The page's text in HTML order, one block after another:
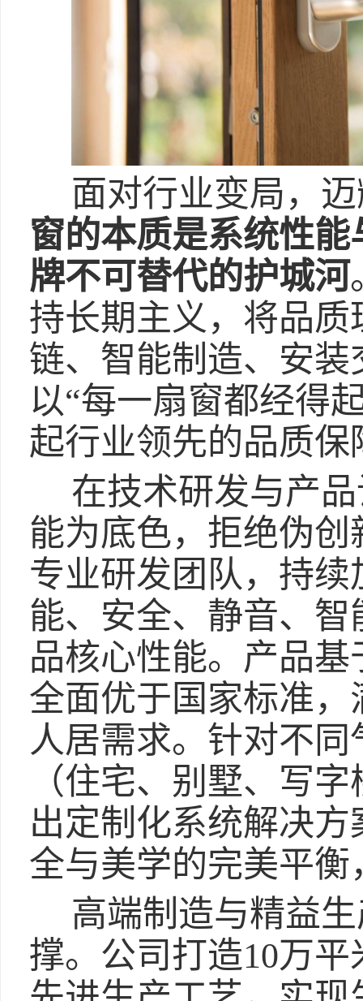
面对行业变局，
窗的本质是系统性
牌不可替代的护城河
持长期主义，将品
链、智能制造、安
以“每一扇窗都经得
起行业领先的品质保
在技术研发与产
能为底色，拒绝伪
专业研发团队，持
能、安全、静音、
品核心性能。产品
全面优于国家标准
人居需求。针对不
（住宅、别墅、写
出定制化系统解决
全与美学的完美平
高端制造与精益
撑。公司打造10万